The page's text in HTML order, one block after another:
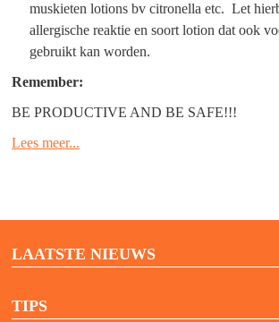
muskieten lotions bv citronella etc. Let
allergische reaktie en soort lotion dat ook
gebruikt kan worden.
Remember:
BE PRODUCTIVE AND BE SAFE!!!
Lees meer...
LAATSTE NIEUWS
TIPS